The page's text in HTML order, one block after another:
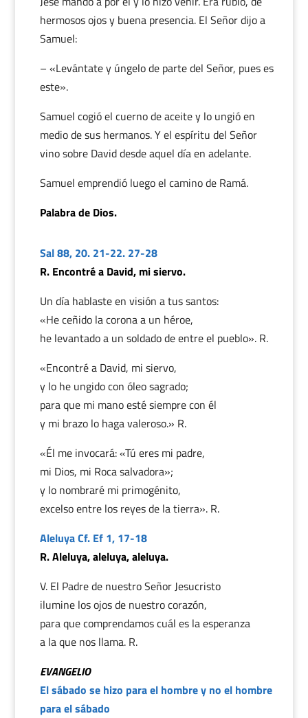
hermosos ojos y buena presencia. El Señor dijo a
Samuel:
– «Levántate y úngelo de parte del Señor, pues es
este».
Samuel cogió el cuerno de aceite y lo ungió en
medio de sus hermanos. Y el espíritu del Señor
vino sobre David desde aquel día en adelante.
Samuel emprendió luego el camino de Ramá.
Palabra de Dios.
Sal 88, 20. 21-22. 27-28
R. Encontré a David, mi siervo.
Un día hablaste en visión a tus santos:
«He ceñido la corona a un héroe,
he levantado a un soldado de entre el pueblo». R.
«Encontré a David, mi siervo,
y lo he ungido con óleo sagrado;
para que mi mano esté siempre con él
y mi brazo lo haga valeroso.» R.
«Él me invocará: «Tú eres mi padre,
mi Dios, mi Roca salvadora»;
y lo nombraré mi primogénito,
excelso entre los reyes de la tierra». R.
Aleluya Cf. Ef 1, 17-18
R. Aleluya, aleluya, aleluya.
V. El Padre de nuestro Señor Jesucristo
ilumine los ojos de nuestro corazón,
para que comprendamos cuál es la esperanza
a la que nos llama. R.
EVANGELIO
El sábado se hizo para el hombre y no el hombre
para el sábado